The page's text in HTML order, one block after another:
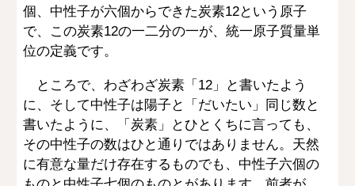
個、中性子が六個からできた炭素12という原子
で、この炭素12の一二分の一が、統一原子質量単
位の定義です。
ところで、わざわざ炭素「12」と書いたよう
に、そして中性子は陽子と「だいたい」同じ数と
書いたように、「炭素」とひとくちに言っても、
その中性子の数はひと通りではありません。天然
に有意な量だけ存在するものでも、中性子六個の